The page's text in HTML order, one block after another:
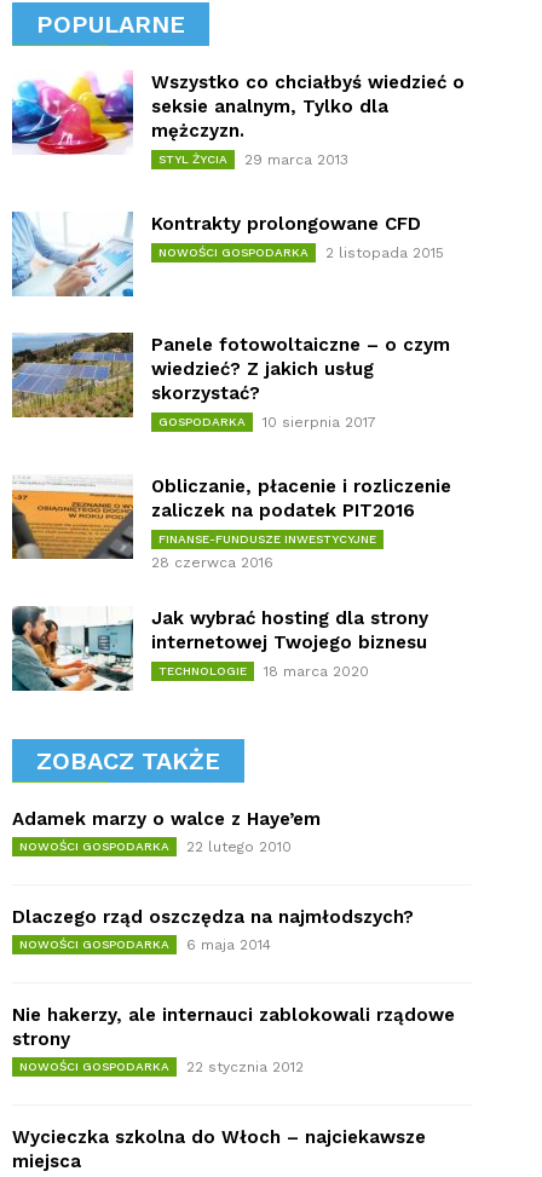
POPULARNE
Wszystko co chciałbyś wiedzieć o
seksie analnym, Tylko dla
mężczyzn.
STYL ŻYCIA 29 marca 2013
Kontrakty prolongowane CFD
NOWOŚCI GOSPODARKA 2 listopada 2015
Panele fotowoltaiczne – o czym
wiedzieć? Z jakich usług
skorzystać?
GOSPODARKA 10 sierpnia 2017
Obliczanie, płacenie i rozliczenie
zaliczek na podatek PIT2016
FINANSE-FUNDUSZE INWESTYCYJNE
28 czerwca 2016
Jak wybrać hosting dla strony
internetowej Twojego biznesu
TECHNOLOGIE 18 marca 2020
ZOBACZ TAKŻE
Adamek marzy o walce z Haye’em
NOWOŚCI GOSPODARKA 22 lutego 2010
Dlaczego rząd oszczędza na najmłodszych?
NOWOŚCI GOSPODARKA 6 maja 2014
Nie hakerzy, ale internauci zablokowali rządowe
strony
NOWOŚCI GOSPODARKA 22 stycznia 2012
Wycieczka szkolna do Włoch – najciekawsze
miejsca